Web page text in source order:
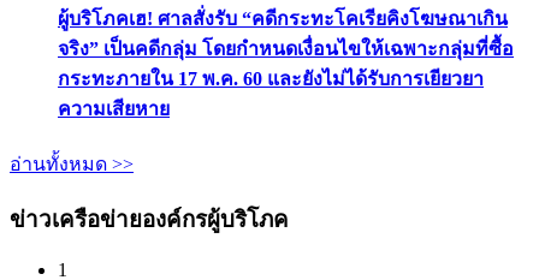
ผู้บริโภคเฮ! ศาลสั่งรับ “คดีกระทะโคเรียคิงโฆษณาเกิน
จริง” เป็นคดีกลุ่ม โดยกำหนดเงื่อนไขให้เฉพาะกลุ่มที่ซื้อ
กระทะภายใน 17 พ.ค. 60 และยังไม่ได้รับการเยียวยา
ความเสียหาย
อ่านทั้งหมด >>
ข่าวเครือข่ายองค์กรผู้บริโภค
1